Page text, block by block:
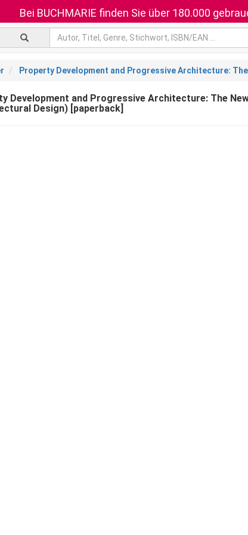
Bei BUCHMARIE finden Sie über 180.000
Property Development and Progressive Architecture:
Development and Progressive Architecture: The
Design) [paperback]